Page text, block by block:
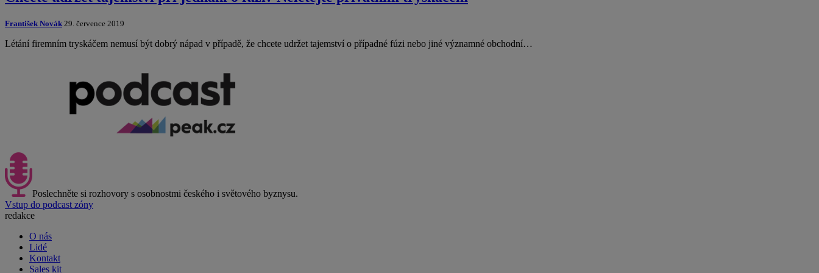
František Novák 29. července 2019
Létání firemním tryskáčem nemusí být dobrý nápad v případě, že chcete udržet tajemství o případné fúzi nebo jiné významné obchodní…
Poslechněte si rozhovory s osobnostmi českého i světového byznysu.
Vstup do podcast zóny
redakce
O nás
Lidé
Kontakt
Sales kit